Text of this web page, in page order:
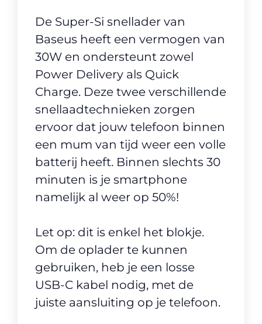
De Super-Si snellader van
Baseus heeft een vermogen van
30W en ondersteunt zowel
Power Delivery als Quick
Charge. Deze twee verschillende
snellaadtechnieken zorgen
ervoor dat jouw telefoon binnen
een mum van tijd weer een volle
batterij heeft. Binnen slechts 30
minuten is je smartphone
namelijk al weer op 50%!
Let op: dit is enkel het blokje.
Om de oplader te kunnen
gebruiken, heb je een losse
USB-C kabel nodig, met de
juiste aansluiting op je telefoon.